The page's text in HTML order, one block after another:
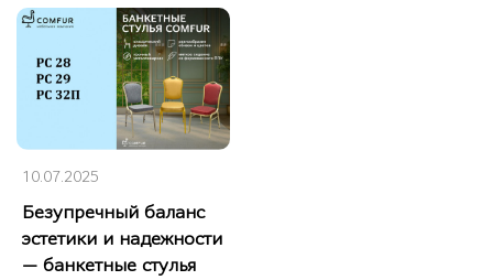
10.07.2025
Безупречный баланс
эстетики и надежности
— банкетные стулья